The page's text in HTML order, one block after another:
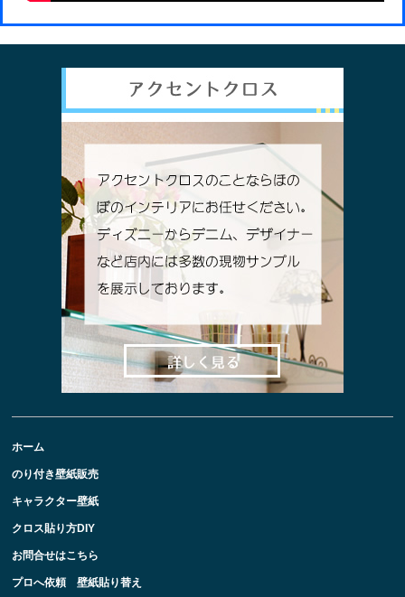
ホーム
のり付き壁紙販売
キャラクター壁紙
クロス貼り方DIY
お問合せはこちら
プロへ依頼 壁紙貼り替え